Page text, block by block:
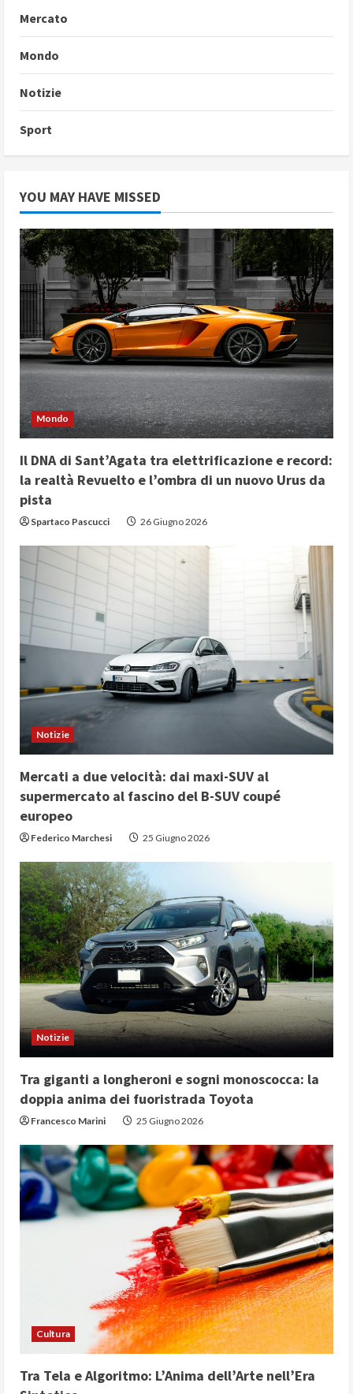
Mercato
Mondo
Notizie
Sport
YOU MAY HAVE MISSED
Mondo
Il DNA di Sant’Agata tra elettrificazione e record:
la realtà Revuelto e l’ombra di un nuovo Urus da
pista
Spartaco Pascucci 26 Giugno 2026
Notizie
Mercati a due velocità: dai maxi-SUV al
supermercato al fascino del B-SUV coupé
europeo
Federico Marchesi 25 Giugno 2026
Notizie
Tra giganti a longheroni e sogni monoscocca: la
doppia anima dei fuoristrada Toyota
Francesco Marini 25 Giugno 2026
Cultura
Tra Tela e Algoritmo: L’Anima dell’Arte nell’Era